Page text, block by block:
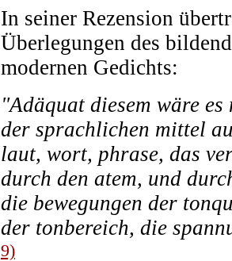
In seiner Rezension
Überlegungen des
modernen Gedichts:
"Adäquat diesem wäre
der sprachlichen mittel
laut, wort, phrase, das
durch den atem, und
die bewegungen der
der tonbereich, die
9)